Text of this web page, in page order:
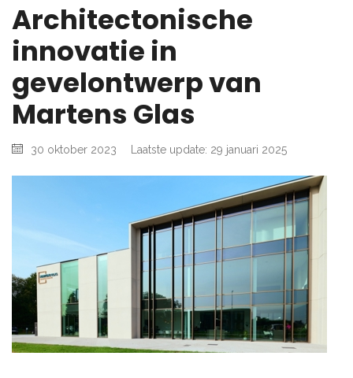
Architectonische
innovatie in
gevelontwerp van
Martens Glas
30 oktober 2023 Laatste update: 29 januari 2025